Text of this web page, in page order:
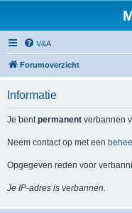
V&A
Forumoverzicht
Informatie
Je bentpermanent verbannen
Neem contact op met een
Opgegeven reden voor
Je IP-adres is verbannen.